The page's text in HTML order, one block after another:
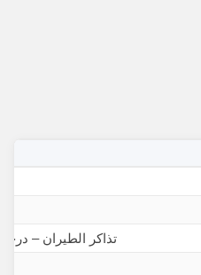
تذاكر الطيران –